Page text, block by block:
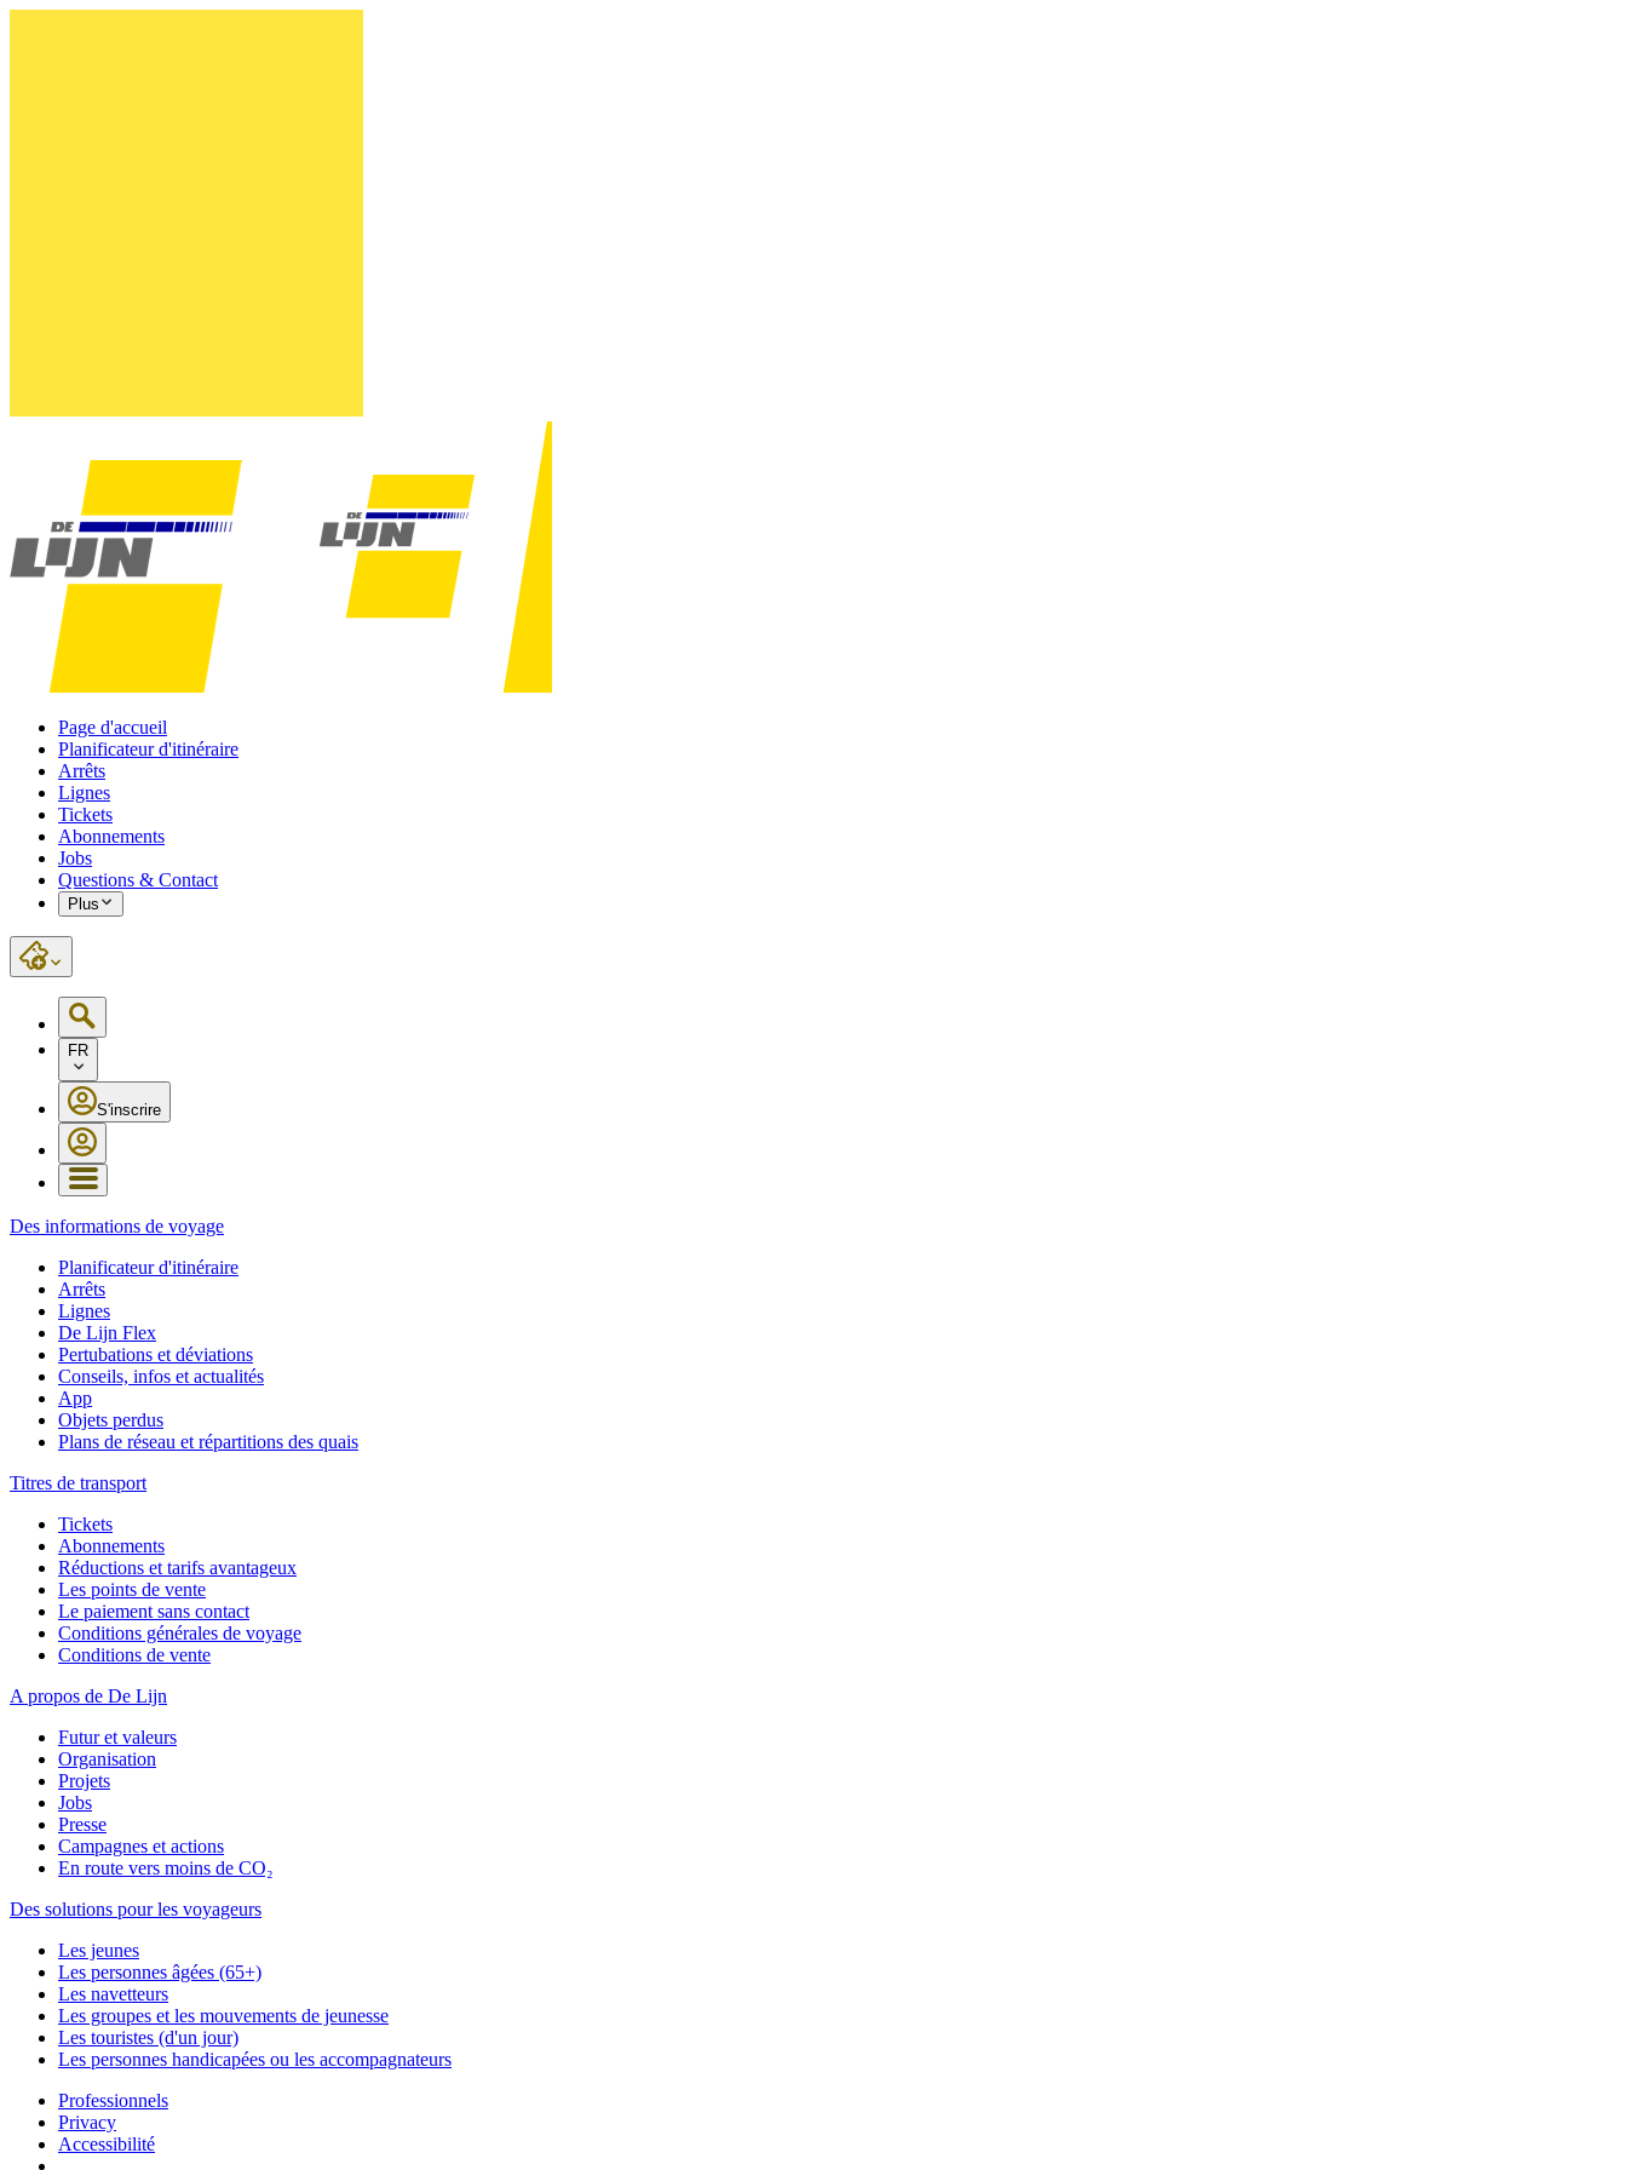
Page d'accueil
Planificateur d'itinéraire
Arrêts
Lignes
Tickets
Abonnements
Jobs
Questions & Contact
Plus
FR
S'inscrire
Des informations de voyage
Planificateur d'itinéraire
Arrêts
Lignes
De Lijn Flex
Pertubations et déviations
Conseils, infos et actualités
App
Objets perdus
Plans de réseau et répartitions des quais
Titres de transport
Tickets
Abonnements
Réductions et tarifs avantageux
Les points de vente
Le paiement sans contact
Conditions générales de voyage
Conditions de vente
A propos de De Lijn
Futur et valeurs
Organisation
Projets
Jobs
Presse
Campagnes et actions
En route vers moins de CO₂
Des solutions pour les voyageurs
Les jeunes
Les personnes âgées (65+)
Les navetteurs
Les groupes et les mouvements de jeunesse
Les touristes (d'un jour)
Les personnes handicapées ou les accompagnateurs
Professionnels
Privacy
Accessibilité